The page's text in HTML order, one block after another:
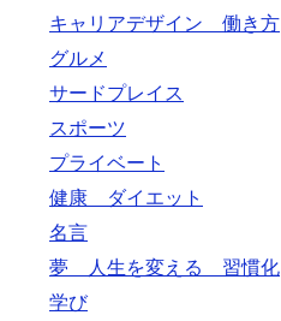
キャリアデザイン 働き方
グルメ
サードプレイス
スポーツ
プライベート
健康 ダイエット
名言
夢 人生を変える 習慣化
学び